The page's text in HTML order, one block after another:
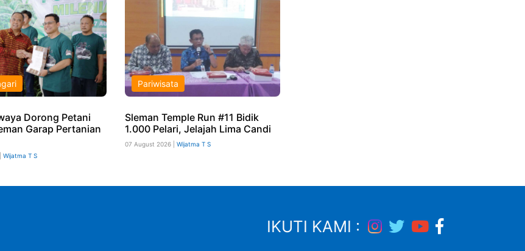
Dorong Petani
Garap Pertanian
Wijatma T S
Pariwisata
Sleman Temple Run #11 Bidik
1.000 Pelari, Jelajah Lima Candi
07 August 2026 | Wijatma T S
IKUTI KAMI :